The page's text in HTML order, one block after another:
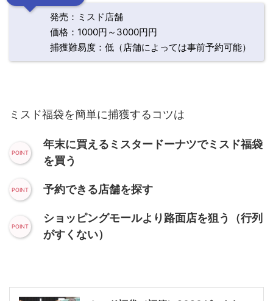
発売：ミスド店舗
価格：1000円～3000円円
捕獲難易度：低（店舗によっては事前予約可能）
ミスド福袋を簡単に捕獲するコツは
年末に買えるミスタードーナツでミスド福袋
を買う
予約できる店舗を探す
ショッピングモールより路面店を狙う（行列
がすくない）